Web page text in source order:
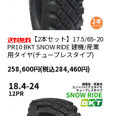
【2本セット】17.5/65-20
PR10 BKT SNOW RIDE 建機/産業
用タイヤ(チューブレスタイプ)
258,600円(税込284,460円)